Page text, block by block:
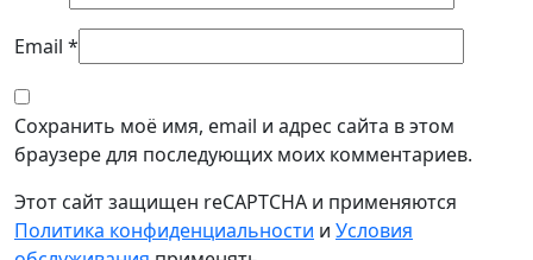
Email *
Сохранить моё имя, email и адрес сайта в этом
браузере для последующих моих комментариев.
Этот сайт защищен reCAPTCHA и применяются
Политика конфиденциальности и Условия